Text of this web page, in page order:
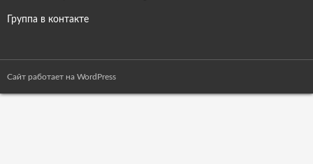
Группа в контакте
Сайт работает на WordPress